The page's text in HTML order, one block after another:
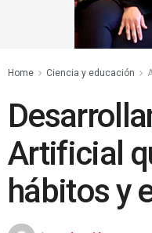
Home Ciencia y educación
Artificial
hábitos y